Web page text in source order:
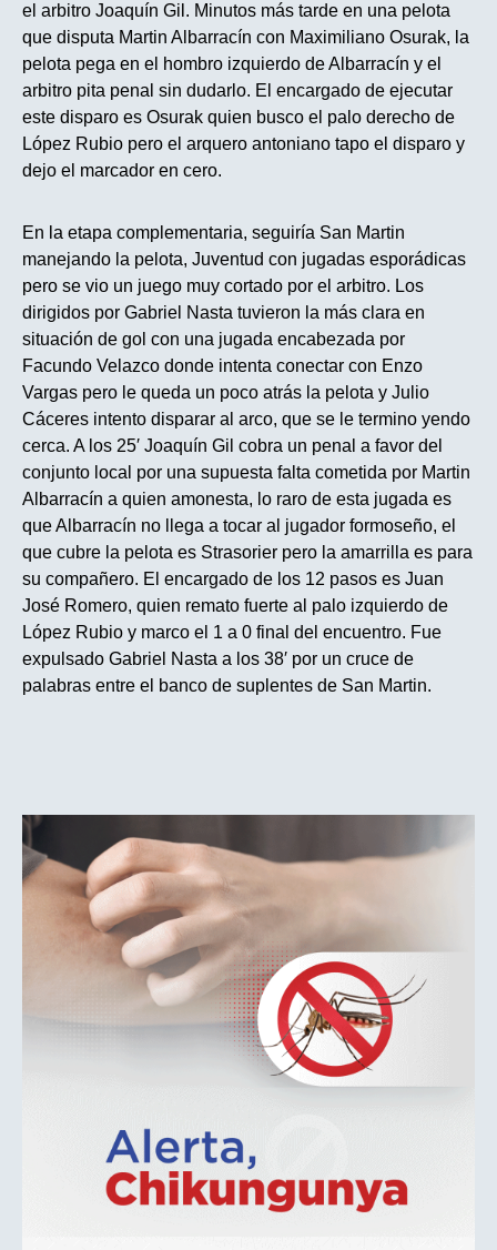
el arbitro Joaquín Gil. Minutos más tarde en una pelota
que disputa Martin Albarracín con Maximiliano Osurak, la
pelota pega en el hombro izquierdo de Albarracín y el
arbitro pita penal sin dudarlo. El encargado de ejecutar
este disparo es Osurak quien busco el palo derecho de
López Rubio pero el arquero antoniano tapo el disparo y
dejo el marcador en cero.
En la etapa complementaria, seguiría San Martin
manejando la pelota, Juventud con jugadas esporádicas
pero se vio un juego muy cortado por el arbitro. Los
dirigidos por Gabriel Nasta tuvieron la más clara en
situación de gol con una jugada encabezada por
Facundo Velazco donde intenta conectar con Enzo
Vargas pero le queda un poco atrás la pelota y Julio
Cáceres intento disparar al arco, que se le termino yendo
cerca. A los 25′ Joaquín Gil cobra un penal a favor del
conjunto local por una supuesta falta cometida por Martin
Albarracín a quien amonesta, lo raro de esta jugada es
que Albarracín no llega a tocar al jugador formoseño, el
que cubre la pelota es Strasorier pero la amarrilla es para
su compañero. El encargado de los 12 pasos es Juan
José Romero, quien remato fuerte al palo izquierdo de
López Rubio y marco el 1 a 0 final del encuentro. Fue
expulsado Gabriel Nasta a los 38′ por un cruce de
palabras entre el banco de suplentes de San Martin.